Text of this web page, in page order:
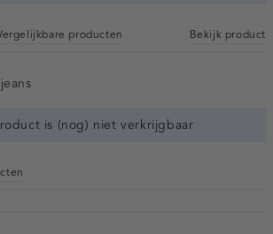
producten Bekijk product
is (nog) niet verkrijgbaar